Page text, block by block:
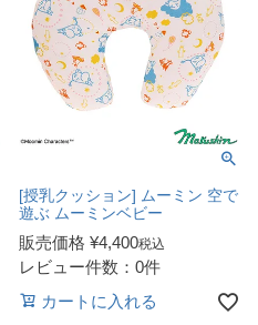
[授乳クッション] ムーミン 空で
遊ぶ ムーミンベビー
販売価格 ¥4,400税込
レビュー件数：0件
カートに入れる